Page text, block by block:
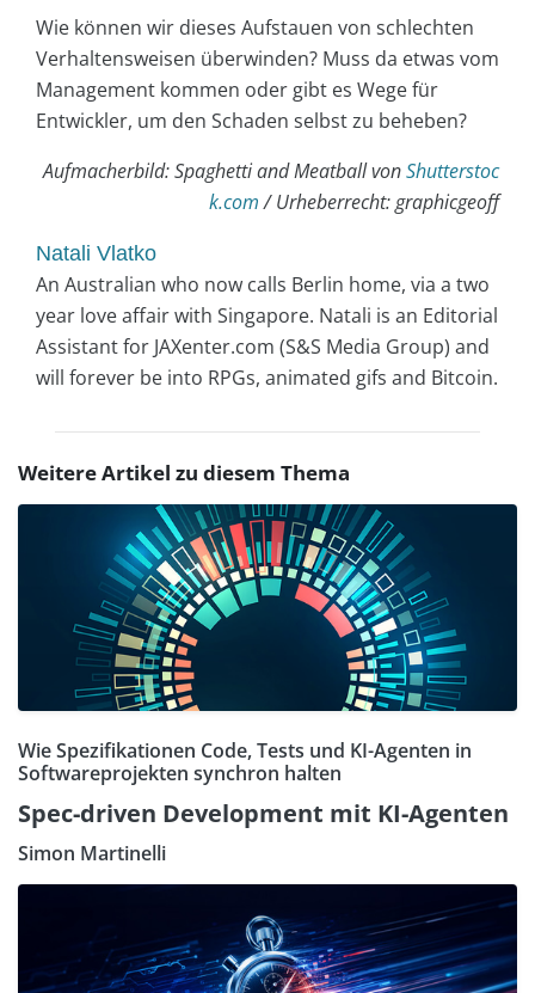
Wie können wir dieses Aufstauen von schlechten
Verhaltensweisen überwinden? Muss da etwas vom
Management kommen oder gibt es Wege für
Entwickler, um den Schaden selbst zu beheben?
Aufmacherbild: Spaghetti and Meatball vonShutterstoc
k.com/ Urheberrecht: graphicgeoff
Natali Vlatko
An Australian who now calls Berlin home, via a two
year love affair with Singapore. Natali is an Editorial
Assistant for JAXenter.com (S&S Media Group) and
will forever be into RPGs, animated gifs and Bitcoin.
Weitere Artikel zu diesem Thema
Wie Spezifikationen Code, Tests und KI-Agenten in
Softwareprojekten synchron halten
Spec-driven Development mit KI-Agenten
Simon Martinelli